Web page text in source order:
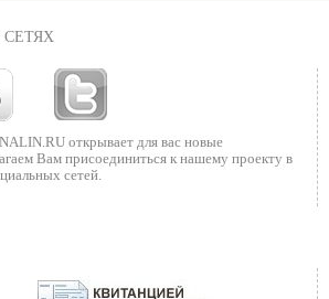
открывает для вас новые
Вам присоединиться к нашему проекту в
сетей.